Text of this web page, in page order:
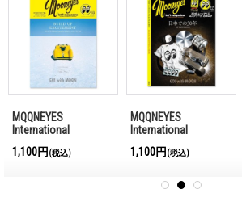
MQQNEYES
International
2016-2017
1,100円 (税込)
MQQNEYES
International
2016
1,100円 (税込)